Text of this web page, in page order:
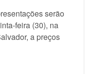
serão
feira (30), na
a preços